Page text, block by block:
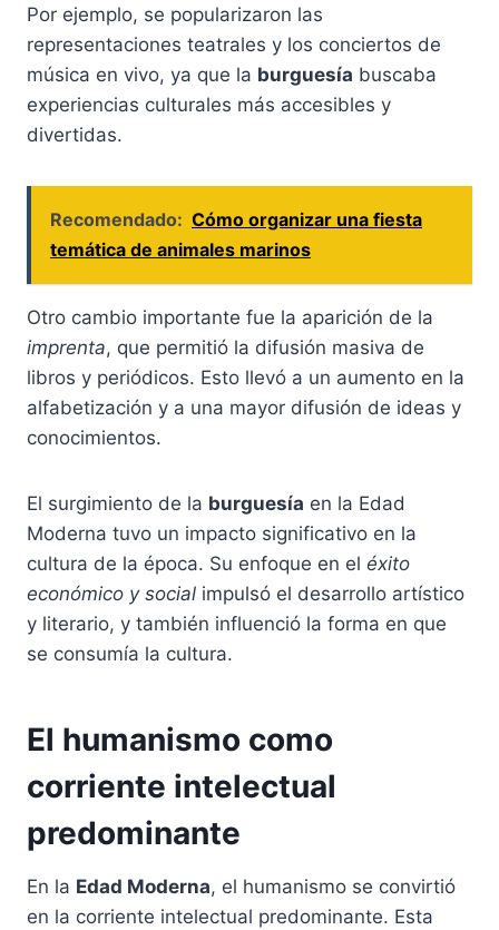
Por ejemplo, se popularizaron las
representaciones teatrales y los conciertos de
música en vivo, ya que la burguesía buscaba
experiencias culturales más accesibles y
divertidas.
Recomendado: Cómo organizar una fiesta
temática de animales marinos
Otro cambio importante fue la aparición de la
imprenta, que permitió la difusión masiva de
libros y periódicos. Esto llevó a un aumento en la
alfabetización y a una mayor difusión de ideas y
conocimientos.
El surgimiento de la burguesía en la Edad
Moderna tuvo un impacto significativo en la
cultura de la época. Su enfoque en el éxito
económico y social impulsó el desarrollo artístico
y literario, y también influenció la forma en que
se consumía la cultura.
El humanismo como
corriente intelectual
predominante
En la Edad Moderna, el humanismo se convirtió
en la corriente intelectual predominante. Esta